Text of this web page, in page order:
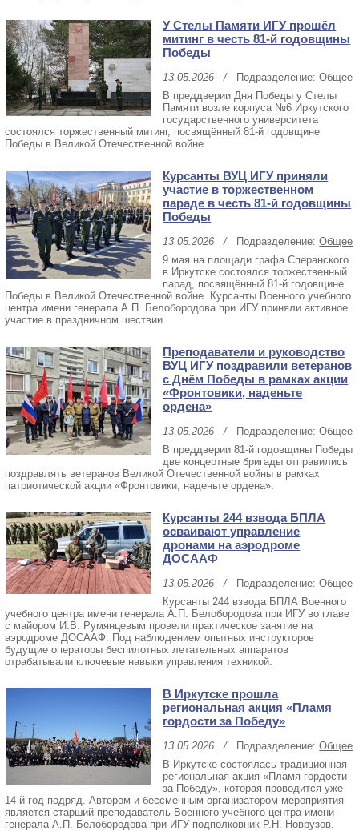
У Стелы Памяти ИГУ прошёл
митинг в честь 81-й годовщины
Победы
13.05.2026 /Подразделение:Общее
В преддверии Дня Победы у Стелы
Памяти возле корпуса №6 Иркутского
государственного университета
состоялся торжественный митинг, посвящённый 81-й годовщине
Победы в Великой Отечественной войне.
Курсанты ВУЦ ИГУ приняли
участие в торжественном
параде в честь 81-й годовщины
Победы
13.05.2026 /Подразделение:Общее
9 мая на площади графа Сперанского
в Иркутске состоялся торжественный
парад, посвящённый 81-й годовщине
Победы в Великой Отечественной войне. Курсанты Военного учебного
центра имени генерала А.П. Белобородова при ИГУ приняли активное
участие в праздничном шествии.
Преподаватели и руководство
ВУЦ ИГУ поздравили ветеранов
с Днём Победы в рамках акции
«Фронтовики, наденьте
ордена»
13.05.2026 /Подразделение:Общее
В преддверии 81-й годовщины Победы
две концертные бригады отправились
поздравлять ветеранов Великой Отечественной войны в рамках
патриотической акции «Фронтовики, наденьте ордена».
Курсанты 244 взвода БПЛА
осваивают управление
дронами на аэродроме
ДОСААФ
13.05.2026 /Подразделение:Общее
Курсанты 244 взвода БПЛА Военного
учебного центра имени генерала А.П. Белобородова при ИГУ во главе
с майором И.В. Румянцевым провели практическое занятие на
аэродроме ДОСААФ. Под наблюдением опытных инструкторов
будущие операторы беспилотных летательных аппаратов
отрабатывали ключевые навыки управления техникой.
В Иркутске прошла
региональная акция «Пламя
гордости за Победу»
13.05.2026 /Подразделение:Общее
В Иркутске состоялась традиционная
региональная акция «Пламя гордости
за Победу», которая проводится уже
14-й год подряд. Автором и бессменным организатором мероприятия
является старший преподаватель Военного учебного центра имени
генерала А.П. Белобородова при ИГУ подполковник Р.Н. Новрузов.